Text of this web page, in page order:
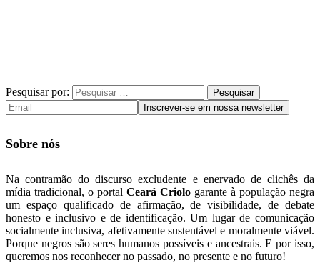
Pesquisar por:
Sobre nós
Na contramão do discurso excludente e enervado de clichês da
mídia tradicional, o portal Ceará Criolo garante à população negra
um espaço qualificado de afirmação, de visibilidade, de debate
honesto e inclusivo e de identificação. Um lugar de comunicação
socialmente inclusiva, afetivamente sustentável e moralmente viável.
Porque negros são seres humanos possíveis e ancestrais. E por isso,
queremos nos reconhecer no passado, no presente e no futuro!